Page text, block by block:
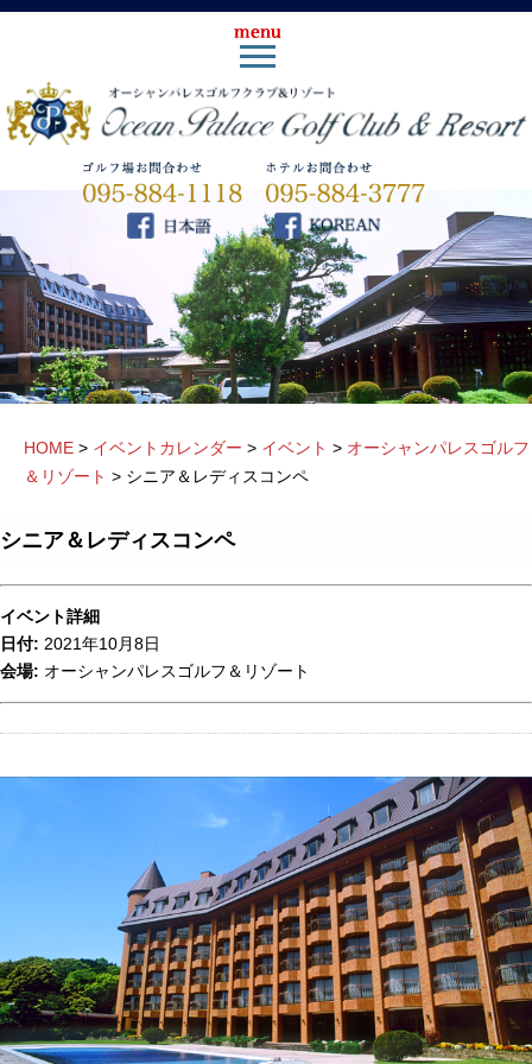
HOME > イベントカレンダー > イベント > オーシャンパレスゴルフ
＆リゾート > シニア＆レディスコンペ
シニア＆レディスコンペ
イベント詳細
日付: 2021年10月8日
会場: オーシャンパレスゴルフ＆リゾート